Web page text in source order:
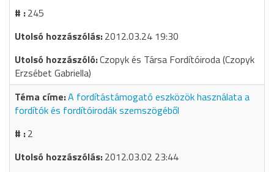
245
2012.03.24 19:30
Czopyk és Társa Fordítóiroda (Czopyk
Erzsébet Gabriella)
A fordítástámogató eszközök használata a
fordítók és fordítóirodák szemszögéből
2
2012.03.02 23:44